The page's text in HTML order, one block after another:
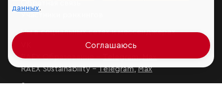
Мы в социальных сетях и мессенджерах
RAEX Образование –Telegram,Max
RAEX Sustainability –Telegram,Max
Защита персональных данных
данных.
Соглашаюсь